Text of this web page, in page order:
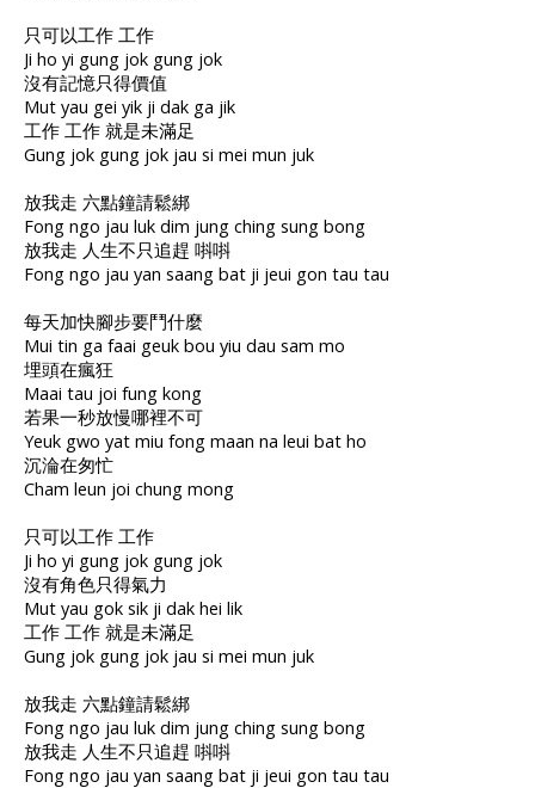
只可以工作 工作
Ji ho yi gung jok gung jok
沒有記憶只得價值
Mut yau gei yik ji dak ga jik
工作 工作 就是未滿足
Gung jok gung jok jau si mei mun juk
放我走 六點鐘請鬆綁
Fong ngo jau luk dim jung ching sung bong
放我走 人生不只追趕 唞唞
Fong ngo jau yan saang bat ji jeui gon tau tau
每天加快腳步要鬥什麼
Mui tin ga faai geuk bou yiu dau sam mo
埋頭在瘋狂
Maai tau joi fung kong
若果一秒放慢哪裡不可
Yeuk gwo yat miu fong maan na leui bat ho
沉淪在匆忙
Cham leun joi chung mong
只可以工作 工作
Ji ho yi gung jok gung jok
沒有角色只得氣力
Mut yau gok sik ji dak hei lik
工作 工作 就是未滿足
Gung jok gung jok jau si mei mun juk
放我走 六點鐘請鬆綁
Fong ngo jau luk dim jung ching sung bong
放我走 人生不只追趕 唞唞
Fong ngo jau yan saang bat ji jeui gon tau tau